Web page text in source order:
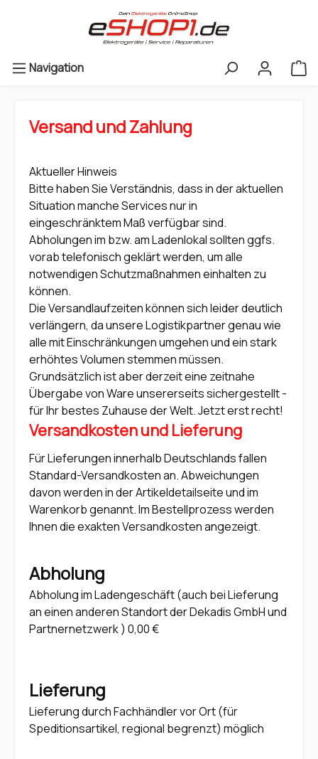
Navigation
Versand und Zahlung
Aktueller Hinweis
Bitte haben Sie Verständnis, dass in der aktuellen
Situation manche Services nur in
eingeschränktem Maß verfügbar sind.
Abholungen im bzw. am Ladenlokal sollten ggfs.
vorab telefonisch geklärt werden, um alle
notwendigen Schutzmaßnahmen einhalten zu
können.
Die Versandlaufzeiten können sich leider deutlich
verlängern, da unsere Logistikpartner genau wie
alle mit Einschränkungen umgehen und ein stark
erhöhtes Volumen stemmen müssen.
Grundsätzlich ist aber derzeit eine zeitnahe
Übergabe von Ware unsererseits sichergestellt -
für Ihr bestes Zuhause der Welt. Jetzt erst recht!
Versandkosten und Lieferung
Für Lieferungen innerhalb Deutschlands fallen
Standard-Versandkosten an. Abweichungen
davon werden in der Artikeldetailseite und im
Warenkorb genannt. Im Bestellprozess werden
Ihnen die exakten Versandkosten angezeigt.
Abholung
Abholung im Ladengeschäft (auch bei Lieferung
an einen anderen Standort der Dekadis GmbH und
Partnernetzwerk ) 0,00 €
Lieferung
Lieferung durch Fachhändler vor Ort (für
Speditionsartikel, regional begrenzt) möglich